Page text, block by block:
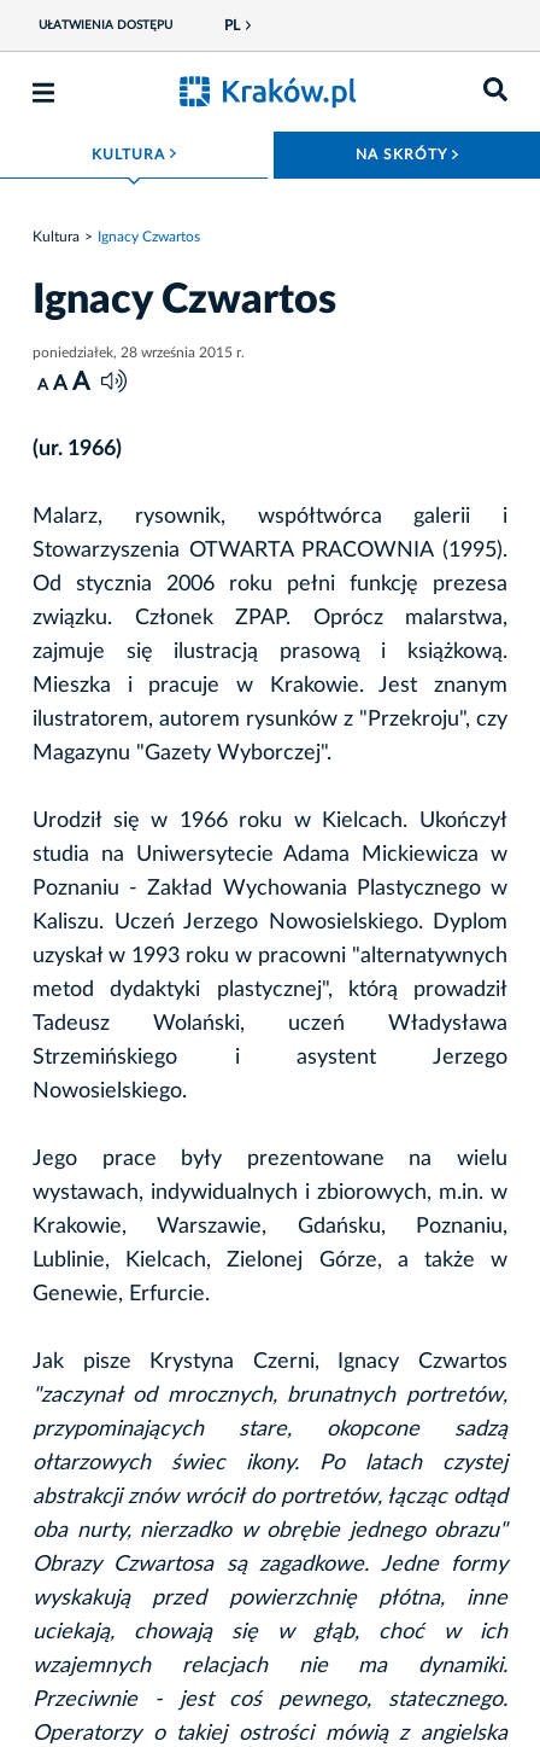
UŁATWIENIA DOSTĘPU PL
KULTURA ROZWIŃ MENU NA SKRÓTY
Kultura Ignacy Czwartos
Ignacy Czwartos
poniedziałek, 28 września 2015 r.
A A A
(ur. 1966)
Malarz, rysownik, współtwórca galerii i
Stowarzyszenia OTWARTA PRACOWNIA (1995).
Od stycznia 2006 roku pełni funkcję prezesa
związku. Członek ZPAP. Oprócz malarstwa,
zajmuje się ilustracją prasową i książkową.
Mieszka i pracuje w Krakowie. Jest znanym
ilustratorem, autorem rysunków z "Przekroju", czy
Magazynu "Gazety Wyborczej".
Urodził się w 1966 roku w Kielcach. Ukończył
studia na Uniwersytecie Adama Mickiewicza w
Poznaniu - Zakład Wychowania Plastycznego w
Kaliszu. Uczeń Jerzego Nowosielskiego. Dyplom
uzyskał w 1993 roku w pracowni "alternatywnych
metod dydaktyki plastycznej", którą prowadził
Tadeusz Wolański, uczeń Władysława
Strzemińskiego i asystent Jerzego
Nowosielskiego.
Jego prace były prezentowane na wielu
wystawach, indywidualnych i zbiorowych, m.in. w
Krakowie, Warszawie, Gdańsku, Poznaniu,
Lublinie, Kielcach, Zielonej Górze, a także w
Genewie, Erfurcie.
Jak pisze Krystyna Czerni, Ignacy Czwartos
"zaczynał od mrocznych, brunatnych portretów,
przypominających stare, okopcone sadzą
ołtarzowych świec ikony. Po latach czystej
abstrakcji znów wrócił do portretów, łącząc odtąd
oba nurty, nierzadko w obrębie jednego obrazu"
Obrazy Czwartosa są zagadkowe. Jedne formy
wyskakują przed powierzchnię płótna, inne
uciekają, chowają się w głąb, choć w ich
wzajemnych relacjach nie ma dynamiki.
Przeciwnie - jest coś pewnego, statecznego.
Operatorzy o takiej ostrości mówią z angielska